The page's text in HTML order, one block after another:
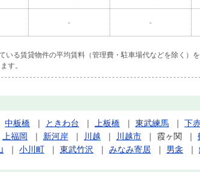
- -
る賃貸物件の平均賃料（管理費・駐車場代などを除く）
す。
中板橋 ｜ ときわ台 ｜ 上板橋 ｜ 東武練馬 ｜ 下
上福岡 ｜ 新河岸 ｜ 川越 ｜ 川越市 ｜ 霞ヶ関 ｜
｜ 小川町 ｜ 東武竹沢 ｜ みなみ寄居 ｜ 男衾 ｜